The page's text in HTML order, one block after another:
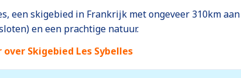
een skigebied in Frankrijk met ongeveer 310km
en een prachtige natuur.
over Skigebied Les Sybelles